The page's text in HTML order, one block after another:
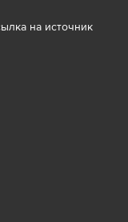
на источник